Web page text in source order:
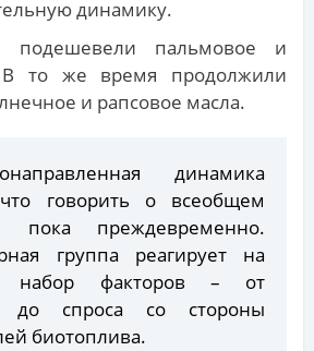
динамику.
подешевели пальмовое и
В то же время продолжили
и рапсовое масла.
динамика
говорить о всеобщем
пока преждевременно.
группа реагирует на
набор факторов – от
до спроса со стороны
биотоплива.